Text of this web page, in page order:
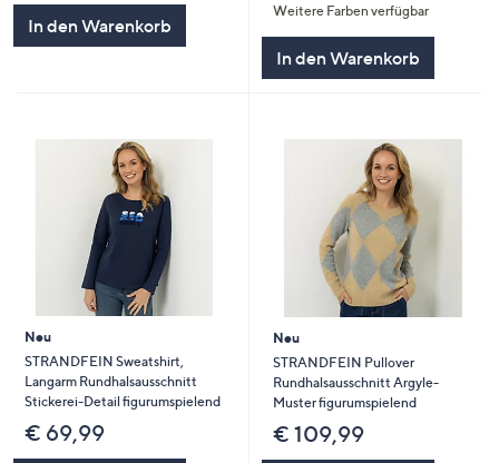
In den Warenkorb
Weitere Farben verfügbar
In den Warenkorb
Neu
STRANDFEIN Sweatshirt,
Langarm Rundhalsausschnitt
Stickerei-Detail figurumspielend
€ 69,99
Neu
STRANDFEIN Pullover
Rundhalsausschnitt Argyle-
Muster figurumspielend
€ 109,99